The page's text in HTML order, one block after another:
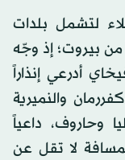
لتشمل بلدات
بيروت؛ إذ وجّه
أدرعي إنذاراً
والنميرية
وحاروف، داعياً
لمسافة لا تقل عن